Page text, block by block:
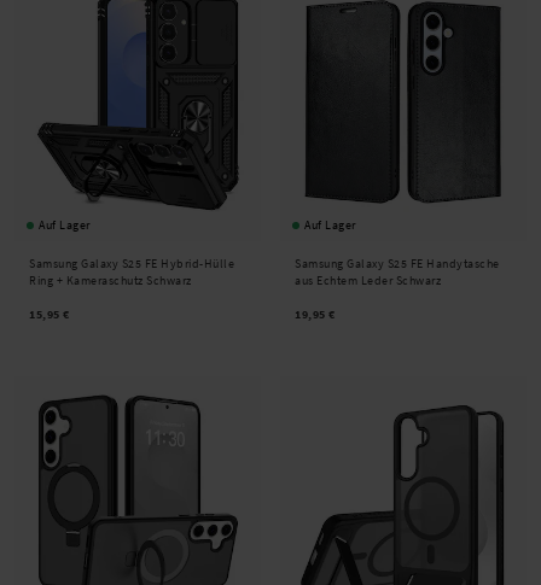
Auf Lager
Samsung Galaxy S25 FE Hybrid-Hülle
Ring + Kameraschutz Schwarz
15,95 €
Auf Lager
Samsung Galaxy S25 FE Handytasche
aus Echtem Leder Schwarz
19,95 €